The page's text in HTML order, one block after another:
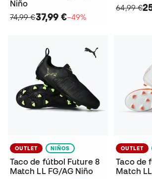
Niño
74,99 €37,99 €−49%
64,99 €
OUTLET NIÑOS
Taco de fútbol Future 8
Match LL FG/AG Niño
OUTLET
Taco de
Match